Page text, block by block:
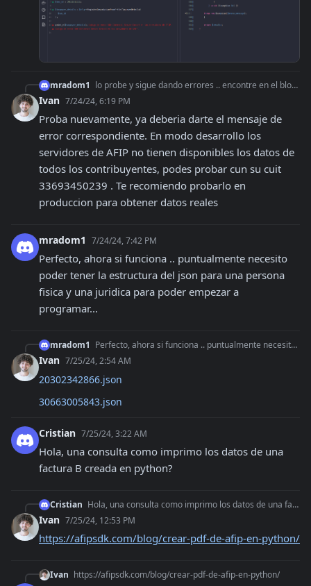
mradom1 lo probe y sigue dando errores .. encontre en el blog un codigo para probar y obtengo el error 500 igual
Ivan 7/24/24, 6:19 PM
Proba nuevamente, ya deberia darte el mensaje de
error correspondiente. En modo desarrollo los
servidores de AFIP no tienen disponibles los datos de
todos los contribuyentes, podes probar cun su cuit
33693450239 . Te recomiendo probarlo en
produccion para obtener datos reales
mradom1 7/24/24, 7:42 PM
Perfecto, ahora si funciona .. puntualmente necesito
poder tener la estructura del json para una persona
fisica y una juridica para poder empezar a
programar...
mradom1 Perfecto, ahora si funciona .. puntualmente necesito poder tener la estructura del json para una persona fisica y una juridica para poder empezar a programar...
Ivan 7/25/24, 2:54 AM
20302342866.json
30663005843.json
Cristian 7/25/24, 3:22 AM
Hola, una consulta como imprimo los datos de una
factura B creada en python?
Cristian Hola, una consulta como imprimo los datos de una factura B creada en python?
Ivan 7/25/24, 12:53 PM
https://afipsdk.com/blog/crear-pdf-de-afip-en-python/
Ivan https://afipsdk.com/blog/crear-pdf-de-afip-en-python/